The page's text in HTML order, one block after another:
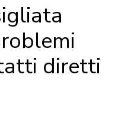
diretti